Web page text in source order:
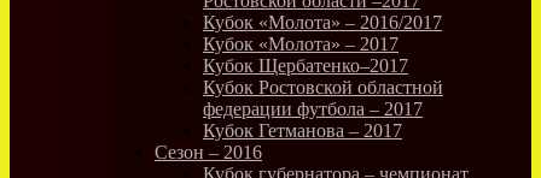
Кубок «Молота» – 2016/2017
Кубок «Молота» – 2017
Кубок Щербатенко–2017
Кубок Ростовской областной
федерации футбола – 2017
Кубок Гетманова – 2017
Сезон – 2016
Кубок губернатора – чемпионат